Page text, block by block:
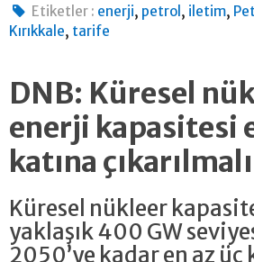
Etiketler : enerji, petrol , iletim,
Kırıkkale, tarife
DNB: Küresel
enerji kapasitesi
katına çıkarılmalı
Küresel nükleer
yaklaşık 400 GW
2050’ye kadar en az üç